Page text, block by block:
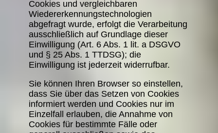
Cookies und vergleichbaren
Wiedererkennungstechnologien
abgefragt wurde, erfolgt die Verarbeitung
ausschließlich auf Grundlage dieser
Einwilligung (Art. 6 Abs. 1 lit. a DSGVO
und § 25 Abs. 1 TTDSG); die
Einwilligung ist jederzeit widerrufbar.
Sie können Ihren Browser so einstellen,
dass Sie über das Setzen von Cookies
informiert werden und Cookies nur im
Einzelfall erlauben, die Annahme von
Cookies für bestimmte Fälle oder